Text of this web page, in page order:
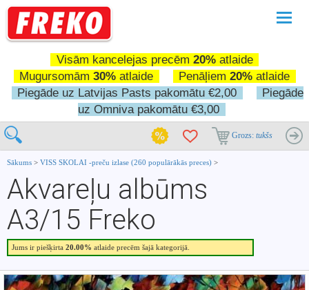
Visām kancelejas precēm 20%atlaide
Mugursomām 30% atlaide Penāļiem 20% atlaide
Piegāde uz Latvijas Pasts pakomātu €2,00
Piegāde
uz Omniva pakomātu €3,00
Grozs: tukšs
Sākums > VISS SKOLAI -preču izlase (260 populārākās preces) >
Akvareļu albūms
A3/15 Freko
Jums ir piešķirta 20.00% atlaide precēm šajā kategorijā.